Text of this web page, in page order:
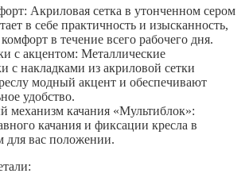
Акриловая сетка в утонченном сером
в себе практичность и изысканность,
в течение всего рабочего дня.
с акцентом: Металлические
с накладками из акриловой сетки
модный акцент и обеспечивают
удобство.
механизм качания «Мультиблок»:
качания и фиксации кресла в
для вас положении.